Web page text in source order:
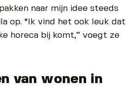
naar mijn idee steeds
op. “Ik vind het ook leuk dat
horeca bij komt,” voegt ze
van wonen in